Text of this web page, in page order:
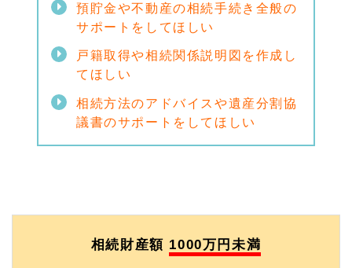
預貯金や不動産の相続手続き全般の
サポートをしてほしい
戸籍取得や相続関係説明図を作成し
てほしい
相続方法のアドバイスや遺産分割協
議書のサポートをしてほしい
相続財産額 1000万円未満